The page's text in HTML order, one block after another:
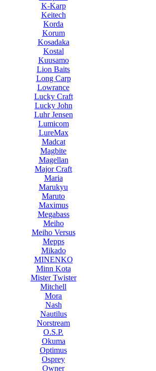
K-Karp
Keitech
Korda
Korum
Kosadaka
Kostal
Kuusamo
Lion Baits
Long Carp
Lowrance
Lucky Craft
Lucky John
Luhr Jensen
Lumicom
LureMax
Madcat
Magbite
Magellan
Major Craft
Maria
Marukyu
Maruto
Maximus
Megabass
Meiho
Meiho Versus
Mepps
Mikado
MINENKO
Minn Kota
Mister Twister
Mitchell
Mora
Nash
Nautilus
Norstream
O.S.P.
Okuma
Optimus
Osprey
Owner